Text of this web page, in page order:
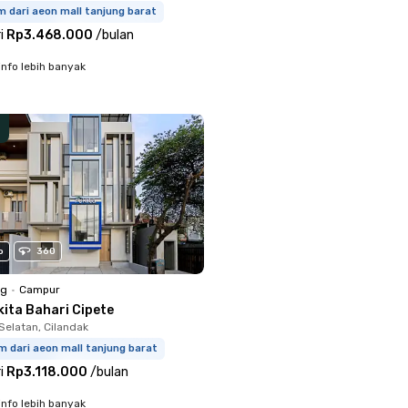
dari aeon mall tanjung barat
Rp3.468.000 /bulan
lebih banyak
360
• Campur
Bahari Cipete
Cilandak
dari aeon mall tanjung barat
Rp3.118.000 /bulan
lebih banyak